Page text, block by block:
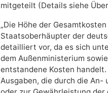
mitgeteilt (Details siehe
„Die Höhe der
Staatsoberhäupter der
detailliert vor, da es sich
dem Außenministerium
entstandene Kosten
Ausgaben, die durch die An-